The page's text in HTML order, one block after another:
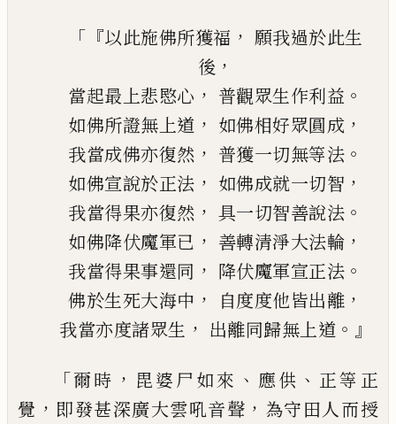
「『以此施佛所獲福 ， 願我過於此生
後 ，
當起最上悲愍心 ， 普觀眾生作利益 。
如佛所證無上道 ， 如佛相好眾圓成 ，
我當成佛亦復然 ， 普獲一切無等法 。
如佛宣說於正法 ， 如佛成就一切智 ，
我當得果亦復然 ， 具一切智善說法 。
如佛降伏魔軍已 ， 善轉清淨大法輪 ，
我當得果事還同 ， 降伏魔軍宣正法 。
佛於生死大海中 ， 自度度他皆出離 ，
我當亦度諸眾生 ， 出離同歸無上道 。』
「爾時 ， 毘婆尸如來 、 應供 、 正等正
覺 ， 即發甚深廣大雲吼音聲 ， 為守田人而授